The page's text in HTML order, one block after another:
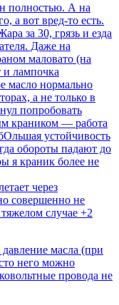
полностью. А на
а вот вред-то есть.
за 30, грязь и езда
Даже на
маловато (на
и лампочка
масло нормально
а не только в
попробовать
краником — работа
устойчивость
обороты падают до
я краник более не
через
совершенно не
случае +2
масла (при
него можно
провода не